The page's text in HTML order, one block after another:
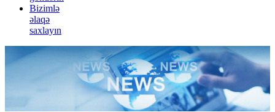
Bizimlə
əlaqə
saxlayın